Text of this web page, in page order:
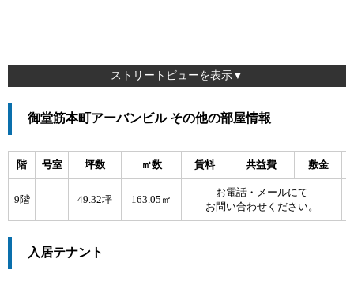
ストリートビューを表示▼
御堂筋本町アーバンビル その他の部屋情報
階 号室 坪数 ㎡数 賃料 共益費 敷金
9階 49.32坪 163.05㎡
お電話・メールにて
お問い合わせください。
入居テナント